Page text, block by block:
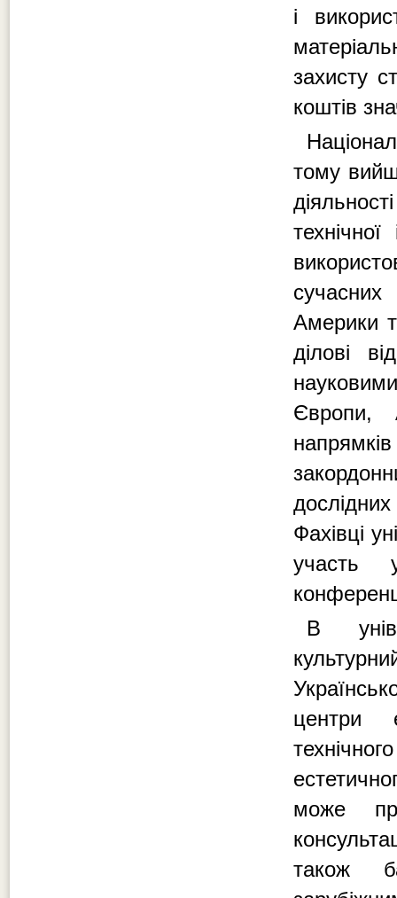
і
захисту
коштів
тому
сучасних
Америки
ділові
Європи,
Фахівці
участь
В
центри
може
також